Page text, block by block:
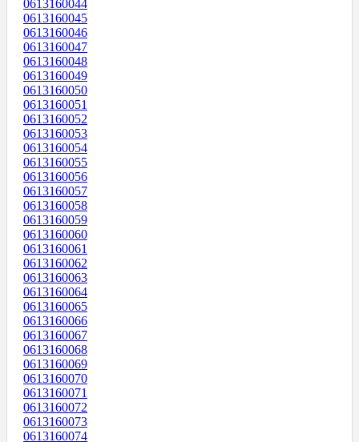
0613160044
0613160045
0613160046
0613160047
0613160048
0613160049
0613160050
0613160051
0613160052
0613160053
0613160054
0613160055
0613160056
0613160057
0613160058
0613160059
0613160060
0613160061
0613160062
0613160063
0613160064
0613160065
0613160066
0613160067
0613160068
0613160069
0613160070
0613160071
0613160072
0613160073
0613160074